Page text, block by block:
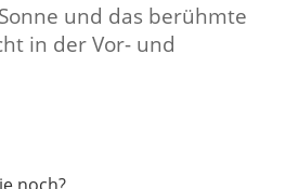
und das berühmte
in der Vor- und
noch?